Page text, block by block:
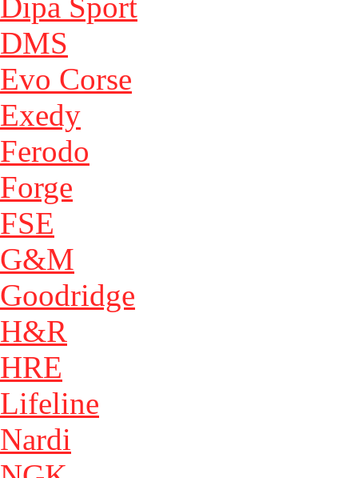
Dipa Sport
DMS
Evo Corse
Exedy
Ferodo
Forge
FSE
G&M
Goodridge
H&R
HRE
Lifeline
Nardi